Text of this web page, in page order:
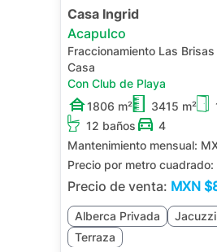
Casa Ingrid
Acapulco
Fraccionamiento Las Brisas
Casa
Con Club de Playa
1806 m²
3415 m²
12 baños
4
Mantenimiento mensual:
Precio por metro cuadrado:
Precio de venta: MXN
Alberca Privada
Terraza